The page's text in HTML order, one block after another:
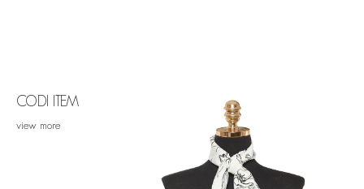
CODI ITEM
view more